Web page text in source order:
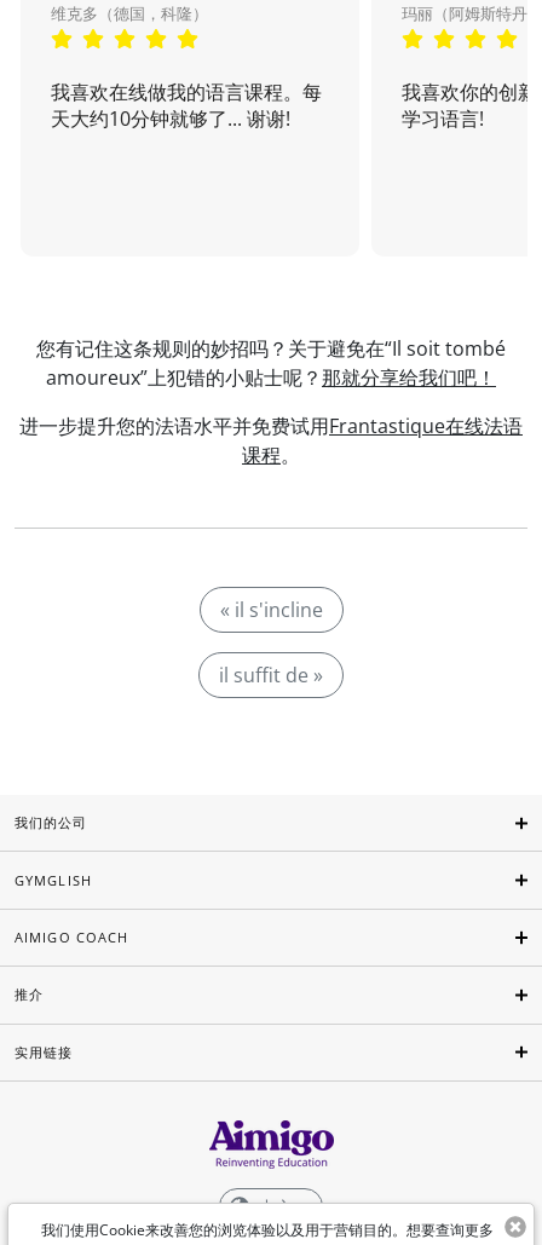
维克多（德国，科隆）
我喜欢在线做我的语言课程。每
天大约10分钟就够了... 谢谢!
玛丽（阿姆斯特丹
我喜欢你的创
学习语言!
您有记住这条规则的妙招吗？关于避免在“Il soit tombé
amoureux”上犯错的小贴士呢？那就分享给我们吧！
进一步提升您的法语水平并免费试用Frantastique在线法语
课程。
« il s'incline
il suffit de »
我们使用Cookie来改善您的浏览体验以及用于营销目的。想要查询更多
我们的公司
GYMGLISH
AIMIGO COACH
推介
实用链接
中文